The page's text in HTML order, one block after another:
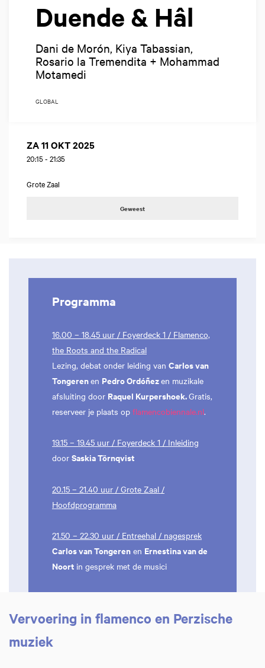
Duende & Hâl
Dani de Morón, Kiya Tabassian,
Rosario la Tremendita + Mohammad
Motamedi
GLOBAL
ZA 11 OKT 2025
20:15 - 21:35
Grote Zaal
Geweest
Programma
16.00 – 18.45 uur / Foyerdeck 1 / Flamenco,
the Roots and the Radical
Lezing, debat onder leiding van Carlos van
Tongerenen Pedro Ordóñezen muzikale
afsluiting door Raquel Kurpershoek.Gratis,
reserveer je plaats op flamencobiennale.nl.
19.15 – 19.45 uur / Foyerdeck 1 / Inleiding
door Saskia Törnqvist
20.15 – 21.40 uur / Grote Zaal /
Hoofdprogramma
21.50 – 22.30 uur / Entreehal / nagesprek
Carlos van Tongeren en Ernestina van de
Noort in gesprek met de musici
Vervoering in flamenco en Perzische
muziek